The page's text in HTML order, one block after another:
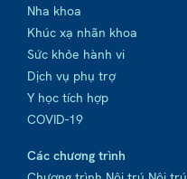
Nha khoa
Khúc xạ nhãn khoa
Sức khỏe hành vi
Dịch vụ phụ trợ
Y học tích hợp
COVID-19
Các chương trình